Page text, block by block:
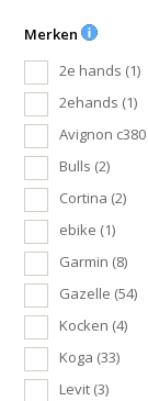
Merken
2e hands (1)
2ehands (1)
Avignon c380
Bulls (2)
Cortina (2)
ebike (1)
Garmin (8)
Gazelle (54)
Kocken (4)
Koga (33)
Levit (3)